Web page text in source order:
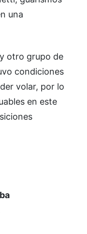
una
otro grupo de
condiciones
volar, por lo
en este